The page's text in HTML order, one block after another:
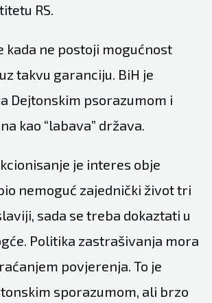
RS.
kada ne postoji mogućnost
takvu garanciju. BiH je
Dejtonskim psorazumom i
kao “labava” država.
je interes obje
nemoguć zajednički život tri
sada se treba dokaztati u
Politika zastrašivanja mora
povjerenja. To je
sporazumom, ali brzo